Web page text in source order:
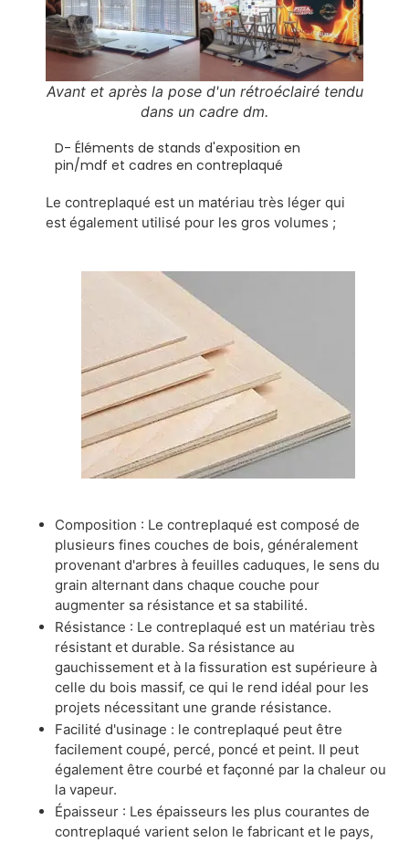
Avant et après la pose d'un rétroéclairé tendu
dans un cadre dm.
D- Éléments de stands d'exposition en
pin/mdf et cadres en contreplaqué
Le contreplaqué est un matériau très léger qui
est également utilisé pour les gros volumes ;
Composition : Le contreplaqué est composé de
plusieurs fines couches de bois, généralement
provenant d'arbres à feuilles caduques, le sens du
grain alternant dans chaque couche pour
augmenter sa résistance et sa stabilité.
Résistance : Le contreplaqué est un matériau très
résistant et durable. Sa résistance au
gauchissement et à la fissuration est supérieure à
celle du bois massif, ce qui le rend idéal pour les
projets nécessitant une grande résistance.
Facilité d'usinage : le contreplaqué peut être
facilement coupé, percé, poncé et peint. Il peut
également être courbé et façonné par la chaleur ou
la vapeur.
Épaisseur : Les épaisseurs les plus courantes de
contreplaqué varient selon le fabricant et le pays,